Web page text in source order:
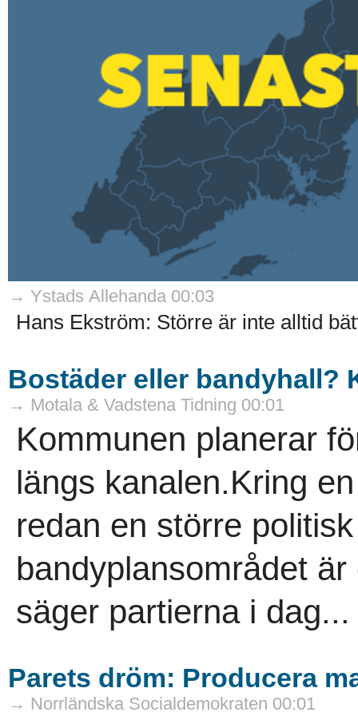
→ Ystads Allehanda 00:03
Hans Ekström: Större är inte alltid
Bostäder eller bandyhall?
→ Motala & Vadstena Tidning 00:01
Kommunen planerar
längs kanalen.Kring
redan en större
bandyplansområdet
säger partierna i dag...
Parets dröm: Producera
→ Norrländska Socialdemokraten 00:01